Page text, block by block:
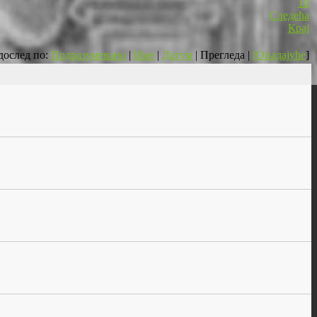
10
Следећа
Крај
по: Подразумевано | Име | Датум | Прегледа | [Опадајуће]